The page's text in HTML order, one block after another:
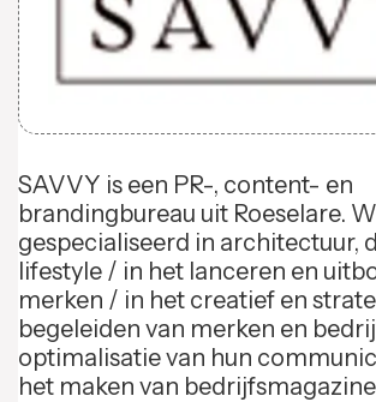
SAVVY is een PR-, content- en
brandingbureau uit Roeselare.
gespecialiseerd in architectuur,
lifestyle / in het lanceren en
merken / in het creatief en
begeleiden van merken en
optimalisatie van hun
het maken van